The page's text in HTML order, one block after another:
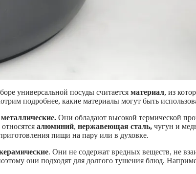
универсальной посуды считается материал, из
подробнее, какие материалы могут быть
металлические. Они обладают высокой термической
алюминий, нержавеющая сталь, чугун и
пищи на пару или в духовке.
. Они не содержат вредных веществ, не
они подходят для долгого тушения блюд.